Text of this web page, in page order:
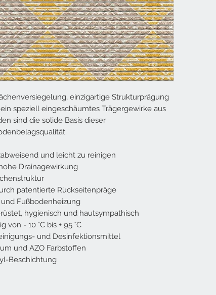
einzigartige Strukturprägung
speziell eingeschäumtes Trägergewirke aus
sind die solide Basis dieser
und leicht zu reinigen
Drainagewirkung
patentierte Rückseitenpräge
Fußbodenheizung
hygienisch und hautsympathisch
von - 10 °C bis + 95 °C
und Desinfektionsmittel
und AZO Farbstoffen
Beschichtung